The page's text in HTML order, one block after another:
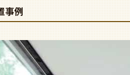
事例